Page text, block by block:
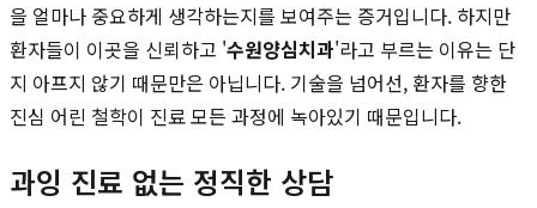
을 얼마나 중요하게 생각하는지를 보여주는 증거입니다. 하지만
환자들이 이곳을 신뢰하고 '수원양심치과'라고 부르는 이유는 단
지 아프지 않기 때문만은 아닙니다. 기술을 넘어선, 환자를 향한
진심 어린 철학이 진료 모든 과정에 녹아있기 때문입니다.
과잉 진료 없는 정직한 상담